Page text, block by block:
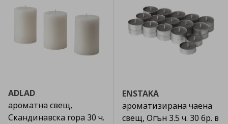
ADLAD
ароматна свещ,
Скандинавска гора 30 ч.
ENSTAKA
ароматизирана чаена
свещ, Огън 3.5 ч. 30 бр. в